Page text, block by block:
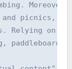
picnics,
Relying on